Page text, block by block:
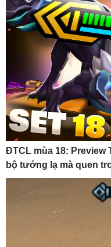
ĐTCL mùa 18: Preview
bộ tướng lạ mà quen